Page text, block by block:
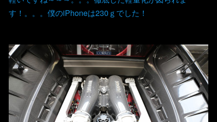
す！。。。僕のiPhoneは230ｇでした！